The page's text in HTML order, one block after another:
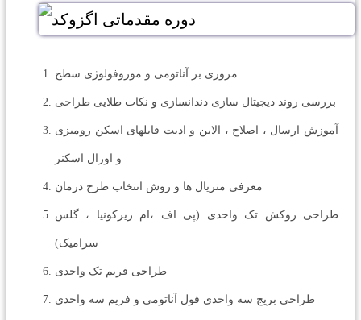
مروری بر آناتومی و موروفولوژی سطح
بررسی روند دیجیتال سازی دندانسازی و نکات طلایی طراحی
آموزش ارسال ، اصلاح ، الاین و ادیت فایلهای اسکن رومیزی
و اورال اسکنر
معرفی متریال ها و روش انتخاب طرح درمان
طراحی روکش تک واحدی (پی اف ،ام زیرکونیا ، گلس
سرامیک)
طراحی فریم تک واحدی
طراحی بریج سه واحدی فول آناتومی و فریم سه واحدی